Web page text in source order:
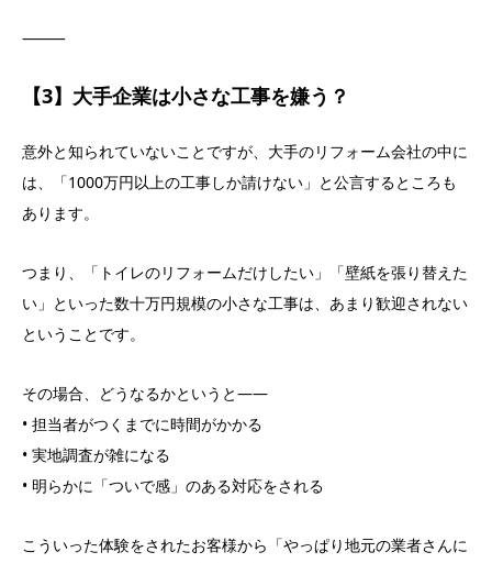
⸻
【3】大手企業は小さな工事を嫌う？
意外と知られていないことですが、大手のリフォーム会社の中に
は、「1000万円以上の工事しか請けない」と公言するところも
あります。
つまり、「トイレのリフォームだけしたい」「壁紙を張り替えた
い」といった数十万円規模の小さな工事は、あまり歓迎されない
ということです。
その場合、どうなるかというと——
• 担当者がつくまでに時間がかかる
• 実地調査が雑になる
• 明らかに「ついで感」のある対応をされる
こういった体験をされたお客様から「やっぱり地元の業者さんに